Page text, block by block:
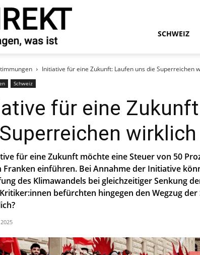
SCHWEIZ
Initiative für eine Zukunft: Laufen uns die Superreichen
Schweiz
für eine
für eine Zukunft möchte eine Steuer von 50
Franken einführen. Bei Annahme der Initiative
des Klimawandels bei gleichzeitiger Senkung
befürchten hingegen den Wegzug
auf